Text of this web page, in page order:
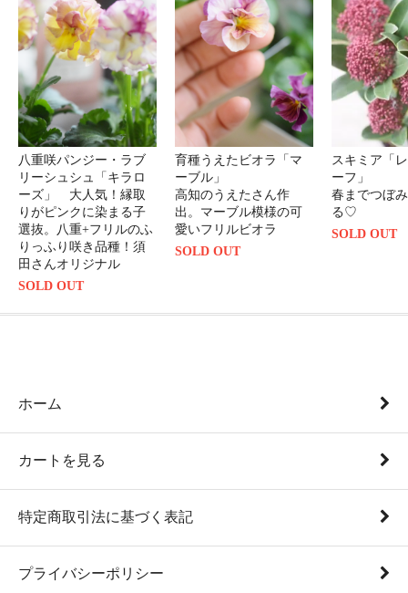
八重咲パンジー・ラブ
リーシュシュ「キラロ
ーズ」 大人気！縁取
りがピンクに染まる子
選抜。八重+フリルのふ
りっふり咲き品種！須
田さんオリジナル
SOLD OUT
育種うえたビオラ「マ
ーブル」
高知のうえたさん作
出。マーブル模様の可
愛いフリルビオラ
SOLD OUT
スキミア「
ーフ」
春までつぼ
る♡
SOLD OUT
ホーム
カートを見る
特定商取引法に基づく表記
プライバシーポリシー